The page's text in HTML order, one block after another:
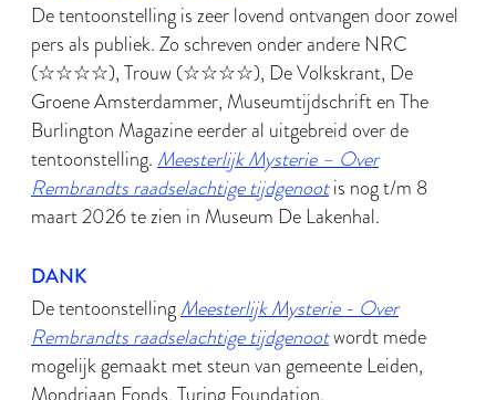
De tentoonstelling is zeer lovend ontvangen door zowel
pers als publiek. Zo schreven onder andere NRC
(☆☆☆☆), Trouw (☆☆☆☆), De Volkskrant, De
Groene Amsterdammer, Museumtijdschrift en The
Burlington Magazine eerder al uitgebreid over de
tentoonstelling.Meesterlijk Mysterie – Over
Rembrandts raadselachtige tijdgenootis nog t/m 8
maart 2026 te zien in Museum De Lakenhal.
DANK
De tentoonstellingMeesterlijk Mysterie - Over
Rembrandts raadselachtige tijdgenootwordt mede
mogelijk gemaakt met steun van gemeente Leiden,